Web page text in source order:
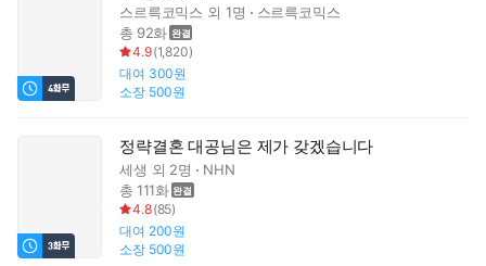
스르륵코믹스 외 1명
스르륵코믹스
총 92화
4.9(1,820)
대여 300원
소장 500원
정략결혼 대공님은 제가 갖겠습니다
세생 외 2명
NHN
총 111화
4.8(85)
대여 200원
소장 500원